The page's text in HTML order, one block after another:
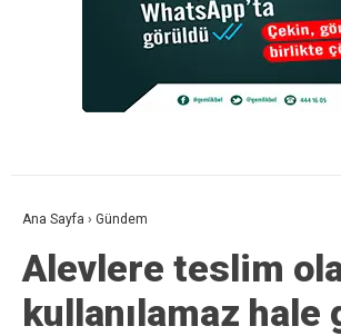
Ana Sayfa › Gündem
Alevlere teslim
kullanılamaz hale